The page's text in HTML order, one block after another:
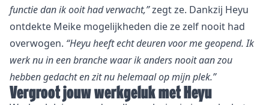
functie dan ik ooit had verwacht,”zegt ze. Dankzij Heyu
ontdekte Meike mogelijkheden die ze zelf nooit had
overwogen. “Heyu heeft echt deuren voor me geopend. Ik
werk nu in een branche waar ik anders nooit aan zou
hebben gedacht en zit nu helemaal op mijn plek.”
Vergroot jouw werkgeluk met Heyu